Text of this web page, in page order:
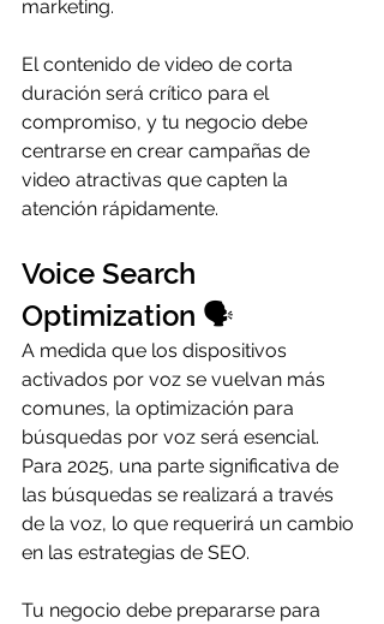
marketing.
El contenido de video de corta
duración será crítico para el
compromiso, y tu negocio debe
centrarse en crear campañas de
video atractivas que capten la
atención rápidamente.
Voice Search
Optimization 🗣️
A medida que los dispositivos
activados por voz se vuelvan más
comunes, la optimización para
búsquedas por voz será esencial.
Para 2025, una parte significativa de
las búsquedas se realizará a través
de la voz, lo que requerirá un cambio
en las estrategias de SEO.
Tu negocio debe prepararse para